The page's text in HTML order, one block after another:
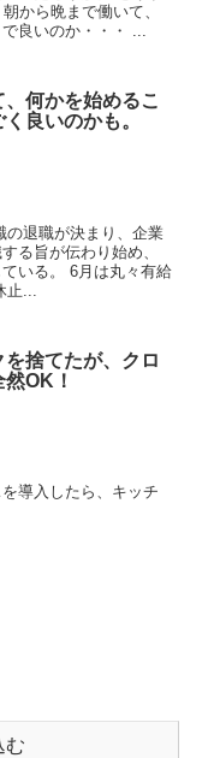
から晩まで働いて、
良いのか・・・ ...
何かを始めるこ
良いのかも。
の退職が決まり、企業
る旨が伝わり始め、
いる。 6月は丸々有給
...
捨てたが、クロ
OK！
導入したら、キッチ
む